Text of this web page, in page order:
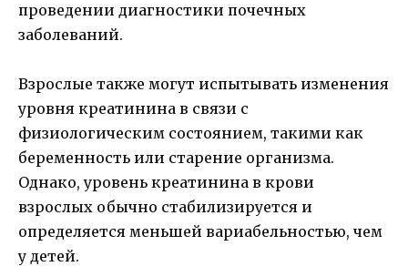
проведении диагностики почечных
заболеваний.
Взрослые также могут испытывать изменения
уровня креатинина в связи с
физиологическим состоянием, такими как
беременность или старение организма.
Однако, уровень креатинина в крови
взрослых обычно стабилизируется и
определяется меньшей вариабельностью, чем
у детей.